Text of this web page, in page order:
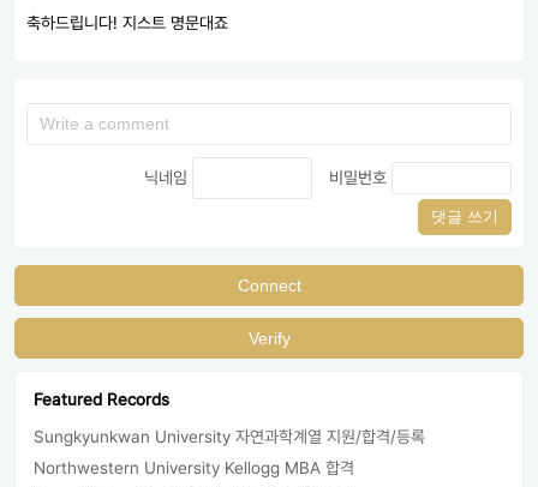
축하드립니다! 지스트 명문대죠
닉네임 비밀번호
댓글 쓰기
Connect
Verify
Featured Records
Sungkyunkwan University 자연과학계열 지원/합격/등록
Northwestern University Kellogg MBA 합격